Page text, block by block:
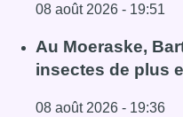
08 août 2026 - 19:51
Lire l'article Un
Au Moeraske,
insectes de plus
08 août 2026 - 19:36